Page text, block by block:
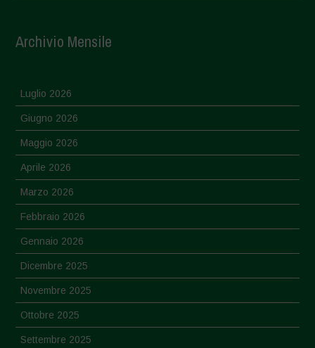
Archivio Mensile
Luglio 2026
Giugno 2026
Maggio 2026
Aprile 2026
Marzo 2026
Febbraio 2026
Gennaio 2026
Dicembre 2025
Novembre 2025
Ottobre 2025
Settembre 2025